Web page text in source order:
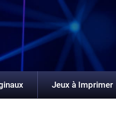
Jeux à Imprimer